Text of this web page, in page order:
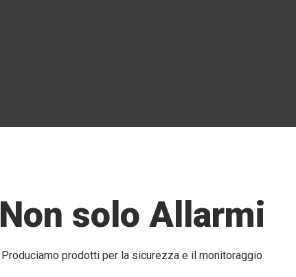
Non solo Allarmi
Produciamo prodotti per la sicurezza e il monitoraggio